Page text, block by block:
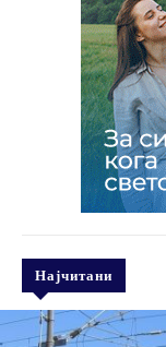
Најчитани